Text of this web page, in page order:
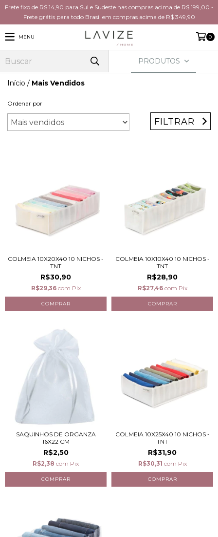
Frete fixo de R$ 14,90 para Sul e Sudeste nas compras acima de R$ 199,00 -
Frete grátis para todo Brasil em compras acima de R$ 349,90
MENU 0
PRODUTOS
Início / Mais Vendidos
Ordenar por
FILTRAR
COLMEIA 10X20X40 10 NICHOS -
TNT
R$30,90
R$29,36 com Pix
COLMEIA 10X10X40 10 NICHOS -
TNT
R$28,90
R$27,46 com Pix
SAQUINHOS DE ORGANZA
16X22 CM
R$2,50
R$2,38 com Pix
COLMEIA 10X25X40 10 NICHOS -
TNT
R$31,90
R$30,31 com Pix